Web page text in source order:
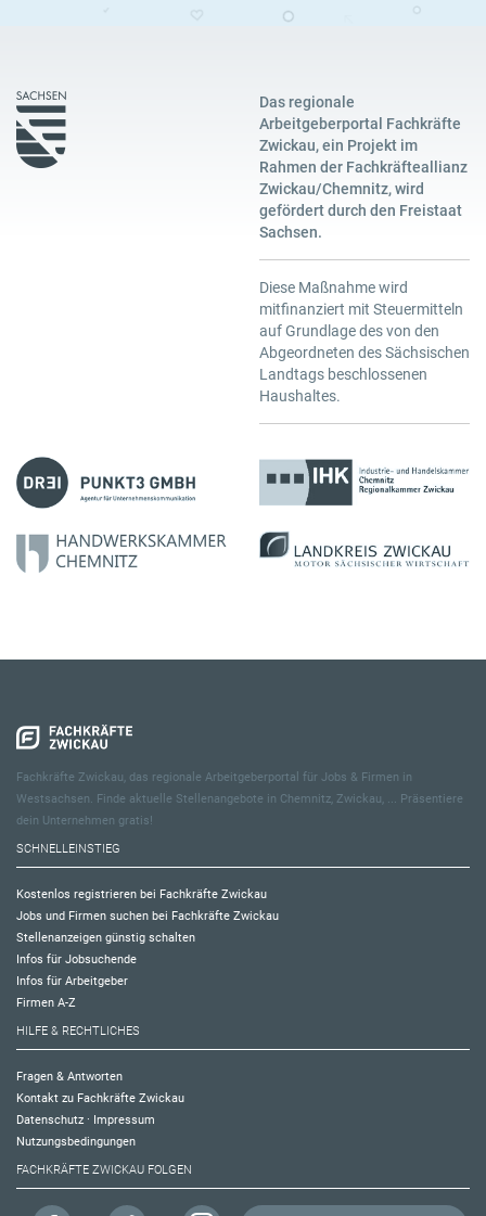
Das regionale
Arbeitgeberportal Fachkräfte
Zwickau, ein Projekt im
Rahmen der Fachkräfteallianz
Zwickau/Chemnitz, wird
gefördert durch den Freistaat
Sachsen.
Diese Maßnahme wird
mitfinanziert mit Steuermitteln
auf Grundlage des von den
Abgeordneten des Sächsischen
Landtags beschlossenen
Haushaltes.
Fachkräfte Zwickau, das regionale Arbeitgeberportal für Jobs & Firmen in
Westsachsen. Finde aktuelle Stellenangebote in Chemnitz, Zwickau, ... Präsentiere
dein Unternehmen gratis!
SCHNELLEINSTIEG
Kostenlos registrieren bei Fachkräfte Zwickau
Jobs und Firmen suchen bei Fachkräfte Zwickau
Stellenanzeigen günstig schalten
Infos für Jobsuchende
Infos für Arbeitgeber
Firmen A-Z
HILFE & RECHTLICHES
Fragen & Antworten
Kontakt zu Fachkräfte Zwickau
Datenschutz · Impressum
Nutzungsbedingungen
FACHKRÄFTE ZWICKAU FOLGEN